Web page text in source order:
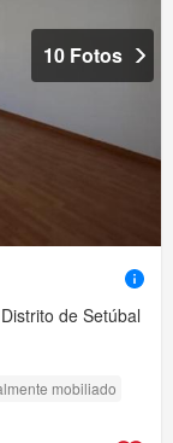
10 Fotos
de Setúbal
mobiliado